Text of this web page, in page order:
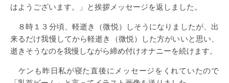
はようございます。」と挨拶メッセージを返しました。
８時１３分頃、軽逝き（微悦）しそうになりましたが、出
来るだけ我慢してから軽逝き（微悦）した方がいいと思い、
逝きそうなのを我慢しながら締め付けオナニーを続けます。
ケンも昨日私が寝た直後にメッセージをくれていたので